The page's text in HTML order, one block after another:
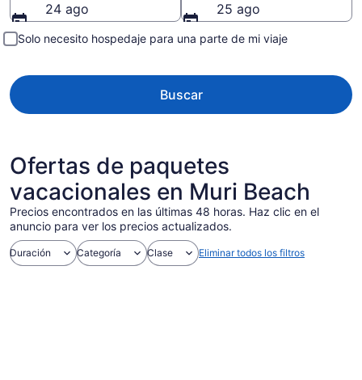
24 ago
25 ago
Solo necesito hospedaje para una parte de mi viaje
Buscar
Ofertas de paquetes
vacacionales en Muri Beach
Precios encontrados en las últimas 48 horas. Haz clic en el
anuncio para ver los precios actualizados.
Duración Categoría Clase Eliminar todos los filtros